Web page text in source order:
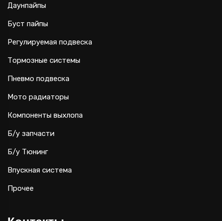
Даунпайпы
Буст пайпы
Регулируемая подвеска
Тормозные системы
Пневмо подвеска
Мото радиаторы
Компоненты выхлопа
Б/у запчасти
Б/у Тюнинг
Впускная система
Прочее